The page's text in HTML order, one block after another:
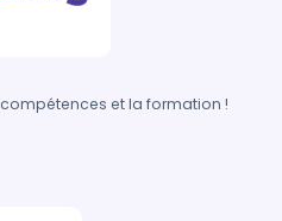
compétences et la formation !